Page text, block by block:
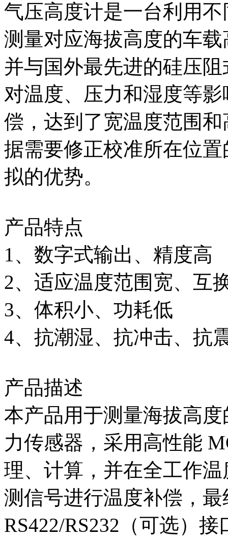
气压高度计是一台利用
测量对应海拔高度的车
并与国外最先进的硅压
对温度、压力和湿度等
偿，达到了宽温度范围
据需要修正校准所在位
拟的优势。
产品特点
1、数字式输出、精度高
2、适应温度范围宽、互
3、体积小、功耗低
4、抗潮湿、抗冲击、抗
产品描述
本产品用于测量海拔高
力传感器，采用高性能
理、计算，并在全工作
测信号进行温度补偿，
RS422/RS232（可选）接